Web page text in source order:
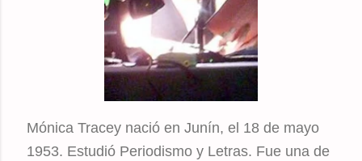
Mónica Tracey nació en Junín, el 18 de mayo
1953. Estudió Periodismo y Letras. Fue una de